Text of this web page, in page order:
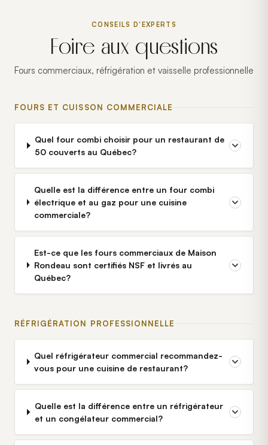
CONSEILS D'EXPERTS
Foire aux questions
Fours commerciaux, réfrigération et vaisselle professionnelle
FOURS ET CUISSON COMMERCIALE
Quel four combi choisir pour un restaurant de
50 couverts au Québec?
Quelle est la différence entre un four combi
électrique et au gaz pour une cuisine
commerciale?
Est-ce que les fours commerciaux de Maison
Rondeau sont certifiés NSF et livrés au
Québec?
RÉFRIGÉRATION PROFESSIONNELLE
Quel réfrigérateur commercial recommandez-
vous pour une cuisine de restaurant?
Quelle est la différence entre un réfrigérateur
et un congélateur commercial?